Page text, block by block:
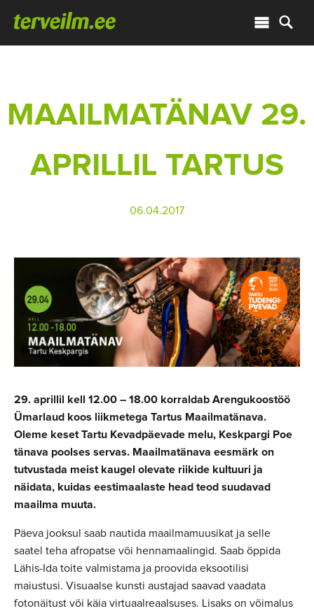
MAAILMATÄNAV 29.
APRILLIL TARTUS
06.04.2017
29. aprillil kell 12.00 – 18.00 korraldab Arengukoostöö
Ümarlaud koos liikmetega Tartus Maailmatänava.
Oleme keset Tartu Kevadpäevade melu, Keskpargi Poe
tänava poolses servas. Maailmatänava eesmärk on
tutvustada meist kaugel olevate riikide kultuuri ja
näidata, kuidas eestimaalaste head teod suudavad
maailma muuta.
Päeva jooksul saab nautida maailmamuusikat ja selle
saatel teha afropatse või hennamaalingid. Saab õppida
Lähis-Ida toite valmistama ja proovida eksootilisi
maiustusi. Visuaalse kunsti austajad saavad vaadata
fotonäitust või käia virtuaalreaalsuses. Lisaks on võimalus